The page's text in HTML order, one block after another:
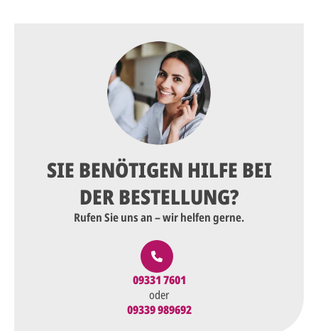
SIE BENÖTIGEN HILFE BEI
DER BESTELLUNG?
Rufen Sie uns an – wir helfen gerne.
09331 7601
oder
09339 989692